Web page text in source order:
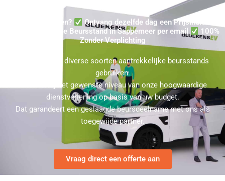
Beursstand Kopen?
Ontvang dezelfde dag een Prijsindicatie
voor een gehuurde Beursstand in Sappemeer per email
100%
Zonder Verplichting
U kunt bij ons diverse soorten aantrekkelijke beursstands
gebruiken.
Kies hierbij het gewenste niveau van onze hoogwaardige
dienstverlening op basis van uw budget.
Dat garandeert een geslaagde beursdeelname met ons als
toegewijde partner.
Vraag direct een offerte aan